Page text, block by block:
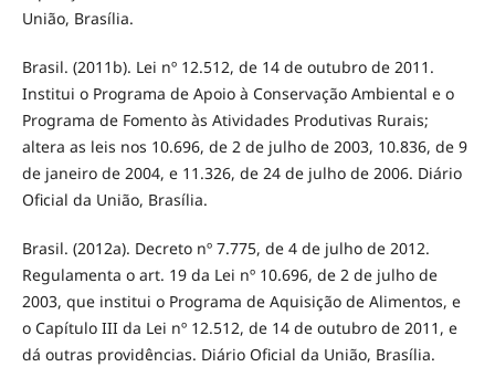
União, Brasília.
Brasil. (2011b). Lei nº 12.512, de 14 de outubro de 2011.
Institui o Programa de Apoio à Conservação Ambiental e o
Programa de Fomento às Atividades Produtivas Rurais;
altera as leis nos 10.696, de 2 de julho de 2003, 10.836, de 9
de janeiro de 2004, e 11.326, de 24 de julho de 2006. Diário
Oficial da União, Brasília.
Brasil. (2012a). Decreto nº 7.775, de 4 de julho de 2012.
Regulamenta o art. 19 da Lei nº 10.696, de 2 de julho de
2003, que institui o Programa de Aquisição de Alimentos, e
o Capítulo III da Lei nº 12.512, de 14 de outubro de 2011, e
dá outras providências. Diário Oficial da União, Brasília.